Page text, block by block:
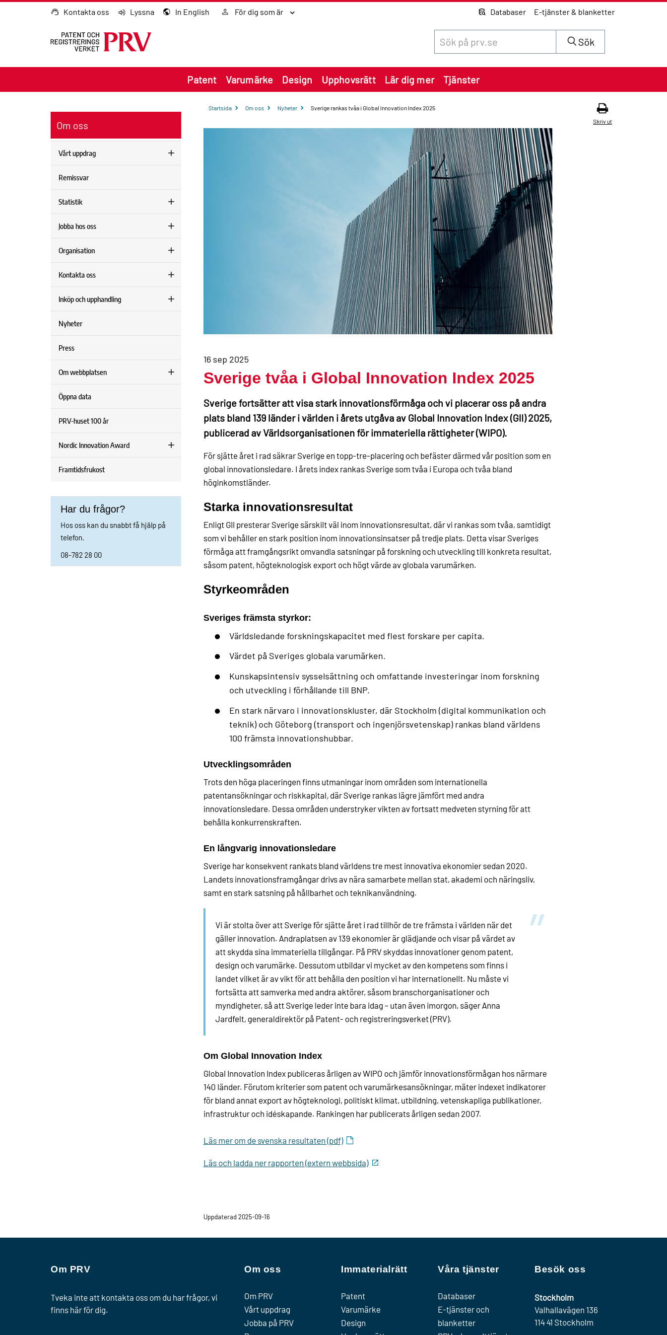
Gå till innehållet Kontakta oss Lyssna In English För dig som är Databaser E-tjänster & blanketter
Sök
Patent Varumärke Design Upphovsrätt Lär dig mer Tjänster
Om oss
Vårt uppdrag
Remissvar
Statistik
Jobba hos oss
Organisation
Kontakta oss
Inköp och upphandling
Nyheter
Press
Om webbplatsen
Öppna data
PRV-huset 100 år
Nordic Innovation Award
Framtidsfrukost
Har du frågor?
Hos oss kan du snabbt få hjälp på
telefon.
08-782 28 00
Startsida Om oss Nyheter
Sverige rankas tvåa i Global Innovation Index 2025
Skriv ut
16 sep 2025
Sverige tvåa i Global Innovation Index 2025
Sverige fortsätter att visa stark innovationsförmåga och vi placerar oss på andra
plats bland 139 länder i världen i årets utgåva av Global Innovation Index (GII) 2025,
publicerad av Världsorganisationen för immateriella rättigheter (WIPO).
För sjätte året i rad säkrar Sverige en topp-tre-placering och befäster därmed vår position som en
global innovationsledare. I årets index rankas Sverige som tvåa i Europa och tvåa bland
höginkomstländer.
Starka innovationsresultat
Enligt GII presterar Sverige särskilt väl inom innovationsresultat, där vi rankas som tvåa, samtidigt
som vi behåller en stark position inom innovationsinsatser på tredje plats. Detta visar Sveriges
förmåga att framgångsrikt omvandla satsningar på forskning och utveckling till konkreta resultat,
såsom patent, högteknologisk export och högt värde av globala varumärken.
Styrkeområden
Sveriges främsta styrkor:
Världsledande forskningskapacitet med flest forskare per capita.
Värdet på Sveriges globala varumärken.
Kunskapsintensiv sysselsättning och omfattande investeringar inom forskning
och utveckling i förhållande till BNP.
En stark närvaro i innovationskluster, där Stockholm (digital kommunikation och
teknik) och Göteborg (transport och ingenjörsvetenskap) rankas bland världens
100 främsta innovationshubbar.
Utvecklingsområden
Trots den höga placeringen finns utmaningar inom områden som internationella
patentansökningar och riskkapital, där Sverige rankas lägre jämfört med andra
innovationsledare. Dessa områden understryker vikten av fortsatt medveten styrning för att
behålla konkurrenskraften.
En långvarig innovationsledare
Sverige har konsekvent rankats bland världens tre mest innovativa ekonomier sedan 2020.
Landets innovationsframgångar drivs av nära samarbete mellan stat, akademi och näringsliv,
samt en stark satsning på hållbarhet och teknikanvändning.
Vi är stolta över att Sverige för sjätte året i rad tillhör de tre främsta i världen när det
gäller innovation. Andraplatsen av 139 ekonomier är glädjande och visar på värdet av
att skydda sina immateriella tillgångar. På PRV skyddas innovationer genom patent,
design och varumärke. Dessutom utbildar vi mycket av den kompetens som finns i
landet vilket är av vikt för att behålla den position vi har internationellt. Nu måste vi
fortsätta att samverka med andra aktörer, såsom branschorganisationer och
myndigheter, så att Sverige leder inte bara idag – utan även imorgon, säger Anna
Jardfelt, generaldirektör på Patent- och registreringsverket (PRV).
Om Global Innovation Index
Global Innovation Index publiceras årligen av WIPO och jämför innovationsförmågan hos närmare
140 länder. Förutom kriterier som patent och varumärkesansökningar, mäter indexet indikatorer
för bland annat export av högteknologi, politiskt klimat, utbildning, vetenskapliga publikationer,
infrastruktur och idéskapande. Rankingen har publicerats årligen sedan 2007.
Läs mer om de svenska resultaten (pdf)
Läs och ladda ner rapporten (extern webbsida)
Uppdaterad 2025-09-16
Om PRV
Tveka inte att kontakta oss om du har frågor, vi
finns här för dig.
Om oss
Om PRV
Vårt uppdrag
Jobba på PRV
Immaterialrätt
Patent
Varumärke
Design
Våra tjänster
Databaser
E-tjänster och
blanketter
Besök oss
Stockholm
Valhallavägen 136
114 41 Stockholm